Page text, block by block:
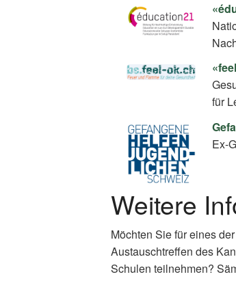
für
Ex-
Weitere
Möchten Sie für eines
Austauschtreffen des
Schulen teilnehmen?